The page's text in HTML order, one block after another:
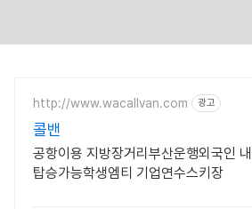
http://www.wacallvan.com 광고
콜밴
공항이용 지방장거리부산운행외국인
탑승가능학생엠티 기업연수스키장